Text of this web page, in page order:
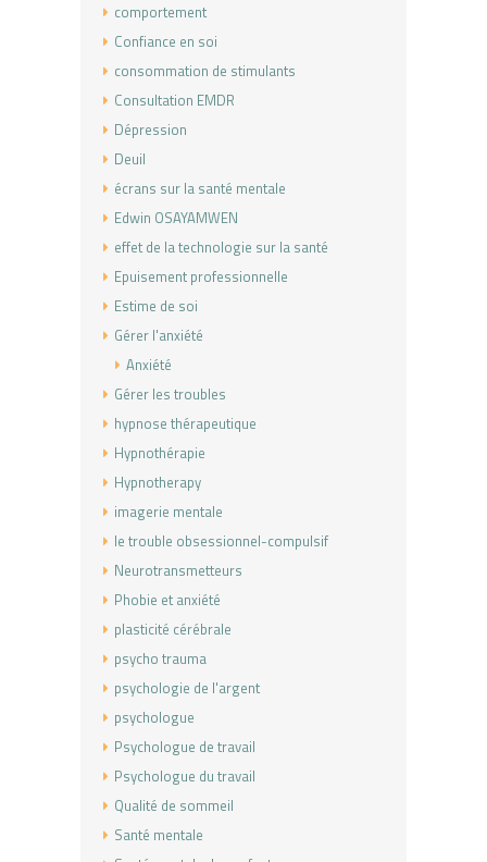
comportement
Confiance en soi
consommation de stimulants
Consultation EMDR
Dépression
Deuil
écrans sur la santé mentale
Edwin OSAYAMWEN
effet de la technologie sur la santé
Epuisement professionnelle
Estime de soi
Gérer l'anxiété
Anxiété
Gérer les troubles
hypnose thérapeutique
Hypnothérapie
Hypnotherapy
imagerie mentale
le trouble obsessionnel-compulsif
Neurotransmetteurs
Phobie et anxiété
plasticité cérébrale
psycho trauma
psychologie de l'argent
psychologue
Psychologue de travail
Psychologue du travail
Qualité de sommeil
Santé mentale